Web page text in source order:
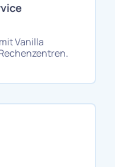
Vanilla